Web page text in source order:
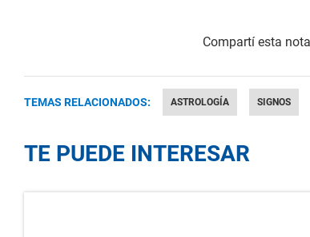
TEMAS RELACIONADOS: ASTROLOGÍA SIGNOS
TE PUEDE INTERESAR